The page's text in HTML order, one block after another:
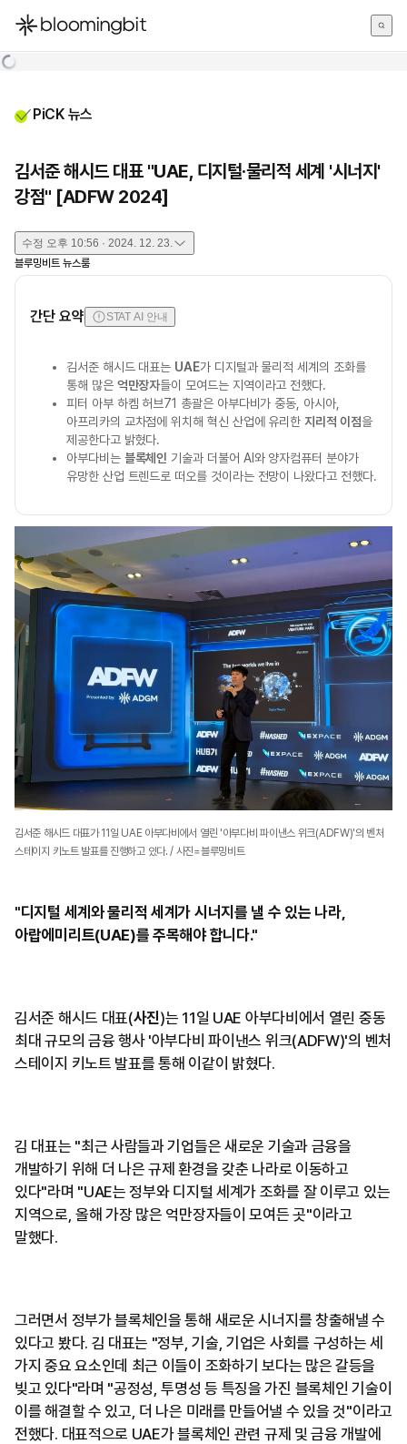
한국어
PiCK 뉴스
김서준 해시드 대표 "UAE, 디지털·물리적 세계 '시너지'
강점" [ADFW 2024]
수정 오후 10:56 · 2024. 12. 23.
블루밍비트 뉴스룸
간단 요약 STAT AI 안내
김서준 해시드 대표는 UAE가 디지털과 물리적 세계의 조화를
통해 많은 억만장자들이 모여드는 지역이라고 전했다.
피터 아부 하켐 허브71 총괄은 아부다비가 중동, 아시아,
아프리카의 교차점에 위치해 혁신 산업에 유리한지리적 이점을
제공한다고 밝혔다.
아부다비는 블록체인 기술과 더불어 AI와 양자컴퓨터 분야가
유망한 산업 트렌드로 떠오를 것이라는 전망이 나왔다고 전했다.
김서준 해시드 대표가 11일 UAE 아부다비에서 열린 '아부다비 파이낸스 위크(ADFW)'의 벤처
스테이지 키노트 발표를 진행하고 있다. / 사진=블루밍비트
"디지털 세계와 물리적 세계가 시너지를 낼 수 있는 나라,
아랍에미리트(UAE)를 주목해야 합니다."
김서준 해시드 대표(사진)는 11일 UAE 아부다비에서 열린 중동
최대 규모의 금융 행사 '아부다비 파이낸스 위크(ADFW)'의 벤처
스테이지 키노트 발표를 통해 이같이 밝혔다.
김 대표는 "최근 사람들과 기업들은 새로운 기술과 금융을
개발하기 위해 더 나은 규제 환경을 갖춘 나라로 이동하고
있다"라며 "UAE는 정부와 디지털 세계가 조화를 잘 이루고 있는
지역으로, 올해 가장 많은 억만장자들이 모여든 곳"이라고
말했다.
그러면서 정부가 블록체인을 통해 새로운 시너지를 창출해낼 수
있다고 봤다. 김 대표는 "정부, 기술, 기업은 사회를 구성하는 세
가지 중요 요소인데 최근 이들이 조화하기 보다는 많은 갈등을
빚고 있다"라며 "공정성, 투명성 등 특징을 가진 블록체인 기술이
이를 해결할 수 있고, 더 나은 미래를 만들어낼 수 있을 것"이라고
전했다. 대표적으로 UAE가 블록체인 관련 규제 및 금융 개발에